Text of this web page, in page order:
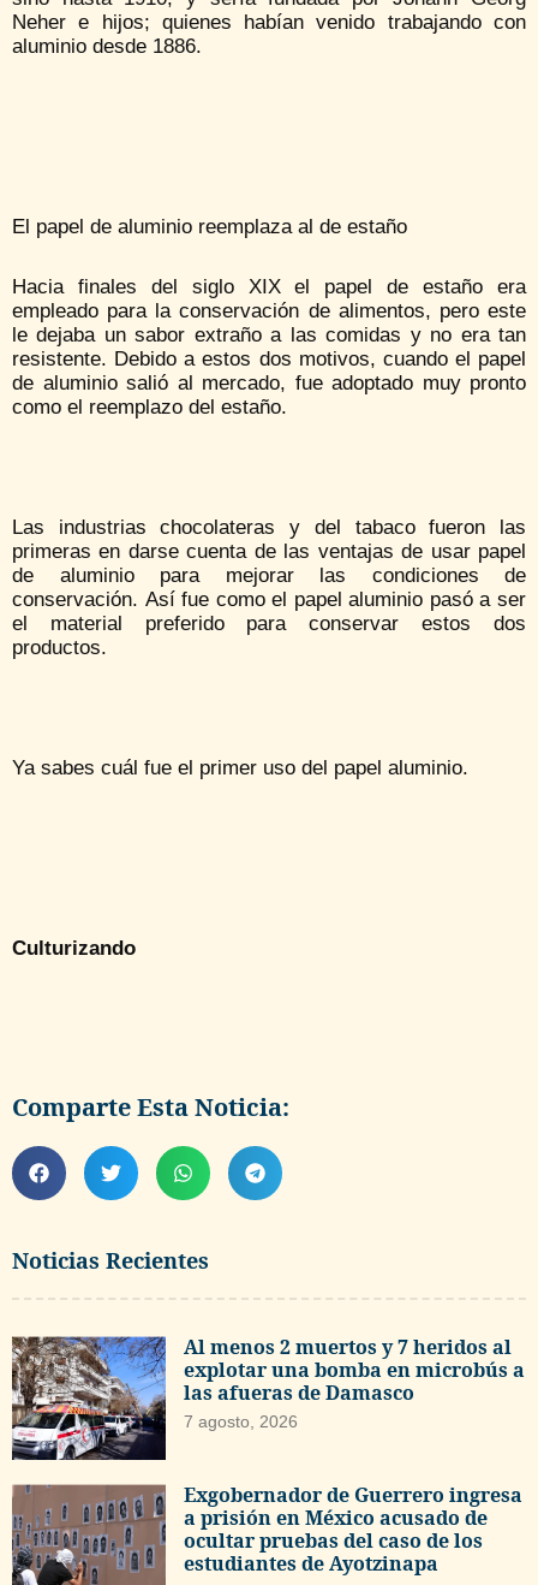
Noticias Recientes
Al menos 2 muertos y 7 heridos al
explotar una bomba en microbús a
las afueras de Damasco
7 agosto, 2026
Exgobernador de Guerrero ingresa
a prisión en México acusado de
ocultar pruebas del caso de los
estudiantes de Ayotzinapa
Neher e hijos; quienes habían venido trabajando con
aluminio desde 1886.
El papel de aluminio reemplaza al de estaño
Hacia finales del siglo XIX el papel de estaño era
empleado para la conservación de alimentos, pero este
le dejaba un sabor extraño a las comidas y no era tan
resistente. Debido a estos dos motivos, cuando el papel
de aluminio salió al mercado, fue adoptado muy pronto
como el reemplazo del estaño.
Las industrias chocolateras y del tabaco fueron las
primeras en darse cuenta de las ventajas de usar papel
de aluminio para mejorar las condiciones de
conservación. Así fue como el papel aluminio pasó a ser
el material preferido para conservar estos dos
productos.
Ya sabes cuál fue el primer uso del papel aluminio.
Culturizando
Comparte Esta Noticia: